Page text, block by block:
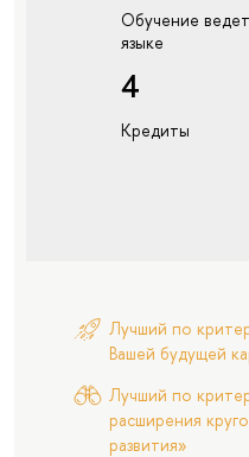
Обучение
языке
4
Кредиты
Лучший по
Вашей будущей
Лучший по
расширения
развития»